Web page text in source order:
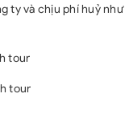
ty và chịu phí huỷ như
tour
tour